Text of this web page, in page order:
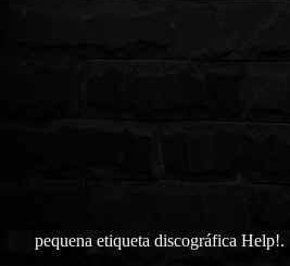
pequena etiqueta discográfica Help!.